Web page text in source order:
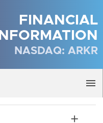
FINANCIAL
INFORMATION
NASDAQ: ARKR
menu
add